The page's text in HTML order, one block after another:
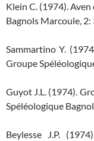
Klein C. (1974).
Bagnols Marcoule, 2:
Sammartino Y.
Groupe
Guyot J.L. (1974).
Spéléologique
Beylesse J.P.